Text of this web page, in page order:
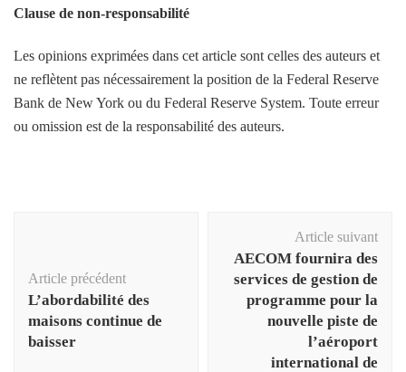
Clause de non-responsabilité
Les opinions exprimées dans cet article sont celles des auteurs et
ne reflètent pas nécessairement la position de la Federal Reserve
Bank de New York ou du Federal Reserve System. Toute erreur
ou omission est de la responsabilité des auteurs.
Article précédent
L’abordabilité des
maisons continue de
baisser
Article suivant
AECOM fournira des
services de gestion de
programme pour la
nouvelle piste de
l’aéroport
international de